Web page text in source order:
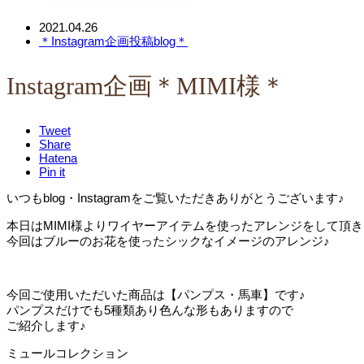
2021.04.26
＊Instagram企画投稿blog＊
Instagram企画＊MIMI様＊
Tweet
Share
Hatena
Pin it
いつもblog・Instagramをご覧いただきありがとうございます♪
本日はMIMI様よりワイヤーアイテムを使ったアレンジをして頂
今回はブルーのお花を使ったシックなイメージのアレンジ♪
今回ご使用いただいた商品は【パンプス・馬車】です♪
パンプスだけでも5種類あり色んな形もありますので
ご紹介します♪
ミュールコレクション